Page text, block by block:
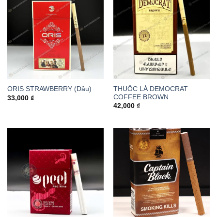
ORIS STRAWBERRY (Dâu)
33,000 ₫
THUỐC LÁ DEMOCRAT
COFFEE BROWN
42,000 ₫